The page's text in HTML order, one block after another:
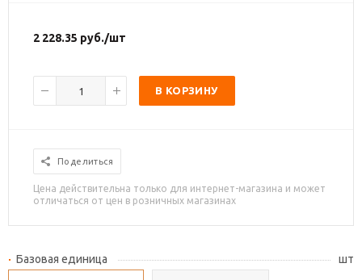
2 228.35 руб./шт
В КОРЗИНУ
Поделиться
Цена действительна только для интернет-магазина и может
отличаться от цен в розничных магазинах
Базовая единица шт